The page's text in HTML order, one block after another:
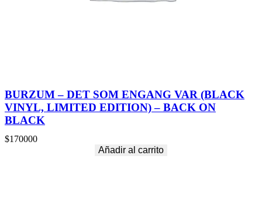
BURZUM – DET SOM ENGANG VAR (BLACK
VINYL, LIMITED EDITION) – BACK ON
BLACK
$170000
Añadir al carrito